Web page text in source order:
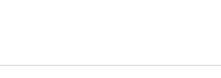
ウマを抱えたイケメン女×自称一途の意地悪男の